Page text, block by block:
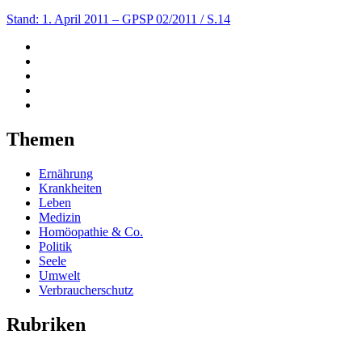
Stand: 1. April 2011 – GPSP 02/2011 / S.14
Themen
Ernährung
Krankheiten
Leben
Medizin
Homöopathie & Co.
Politik
Seele
Umwelt
Verbraucherschutz
Rubriken